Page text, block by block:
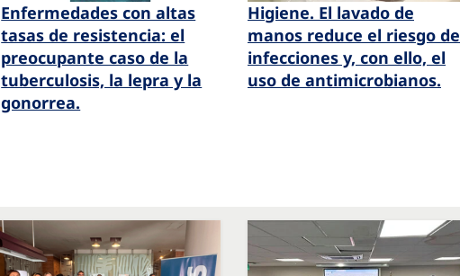
Enfermedades con altas
tasas de resistencia: el
preocupante caso de la
tuberculosis, la lepra y la
gonorrea.
Higiene. El lavado de
manos reduce el riesgo de
infecciones y, con ello, el
uso de antimicrobianos.